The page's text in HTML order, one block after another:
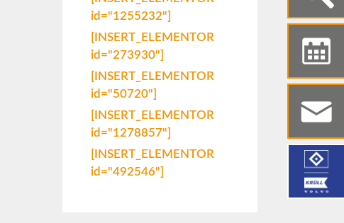
id="1255232"]
[INSERT_ELEMENTOR
id="273930"]
[INSERT_ELEMENTOR
id="50720"]
[INSERT_ELEMENTOR
id="1278857"]
[INSERT_ELEMENTOR
id="492546"]